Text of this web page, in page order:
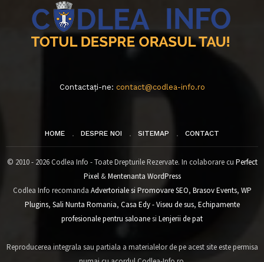
Contactați-ne: contact@codlea-info.ro
HOME DESPRE NOI SITEMAP CONTACT
© 2010 - 2026 Codlea Info - Toate Drepturile Rezervate. In colaborare cu Perfect
Pixel&Mentenanta WordPress
Codlea Info recomanda Advertoriale si Promovare SEO, Brasov Events, WP
Plugins, Sali Nunta Romania, Casa Edy - Viseu de sus, Echipamente
profesionale pentru saloanesi Lenjerii de pat
Reproducerea integrala sau partiala a materialelor de pe acest site este permisa